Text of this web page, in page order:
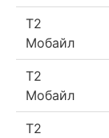
Т2
Мобайл
Т2
Мобайл
Т2